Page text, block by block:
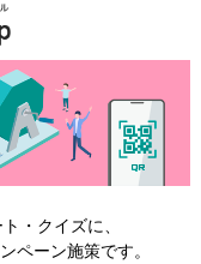
・クイズに、
ペーン施策です。